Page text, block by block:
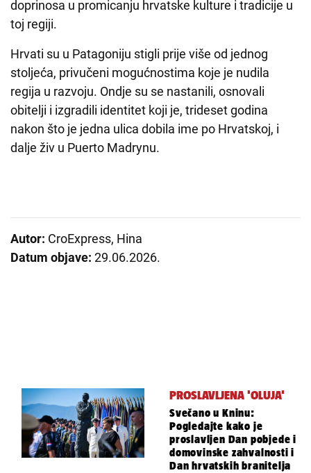
doprinosa u promicanju hrvatske kulture i tradicije u
toj regiji.
Hrvati su u Patagoniju stigli prije više od jednog
stoljeća, privučeni mogućnostima koje je nudila
regija u razvoju. Ondje su se nastanili, osnovali
obitelji i izgradili identitet koji je, trideset godina
nakon što je jedna ulica dobila ime po Hrvatskoj, i
dalje živ u Puerto Madrynu.
Autor: CroExpress, Hina
Datum objave: 29.06.2026.
PROSLAVLJENA 'OLUJA'
Svečano u Kninu:
Pogledajte kako je
proslavljen Dan pobjede i
domovinske zahvalnosti i
Dan hrvatskih branitelja